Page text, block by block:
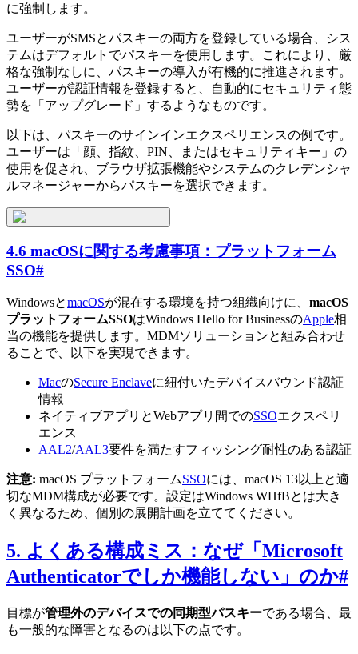
に強制します。
ユーザーがSMSとパスキーの両方を登録している場合、シス
テムはデフォルトでパスキーを使用します。これにより、厳
格な強制なしに、パスキーの導入が有機的に推進されます。
ユーザーが認証情報を登録すると、自動的にセキュリティ態
勢を「アップグレード」するようなものです。
以下は、パスキーのサインインエクスペリエンスの例です。
ユーザーは「顔、指紋、PIN、またはセキュリティキー」の
使用を促され、ブラウザ拡張機能やシステムのクレデンシャ
ルマネージャーからパスキーを選択できます。
4.6 macOSに関する考慮事項：プラットフォーム
SSO#
WindowsとmacOSが混在する環境を持つ組織向けに、 macOS
プラットフォームSSOはWindows Hello for BusinessのApple相
当の機能を提供します。MDMソリューションと組み合わせ
ることで、以下を実現できます。
MacのSecure Enclaveに紐付いたデバイスバウンド認証
情報
ネイティブアプリとWebアプリ間でのSSOエクスペリ
エンス
AAL2/AAL3要件を満たすフィッシング耐性のある認証
注意: macOS プラットフォームSSOには、macOS 13以上と適
切なMDM構成が必要です。設定はWindows WHfBとは大き
く異なるため、個別の展開計画を立ててください。
5. よくある構成ミス：なぜ「Microsoft
Authenticatorでしか機能しない」のか#
目標が管理外のデバイスでの同期型パスキーである場合、最
も一般的な障害となるのは以下の点です。